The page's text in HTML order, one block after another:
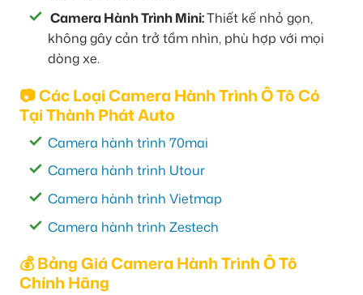
Camera Hành Trình Mini:Thiết kế nhỏ gọn,
không gây cản trở tầm nhìn, phù hợp với mọi
dòng xe.
📷 Các Loại Camera Hành Trình Ô Tô Có
Tại Thành Phát Auto
Camera hành trình 70mai
Camera hành trình Utour
Camera hành trình Vietmap
Camera hành trình Zestech
💰 Bảng Giá Camera Hành Trình Ô Tô
Chính Hãng